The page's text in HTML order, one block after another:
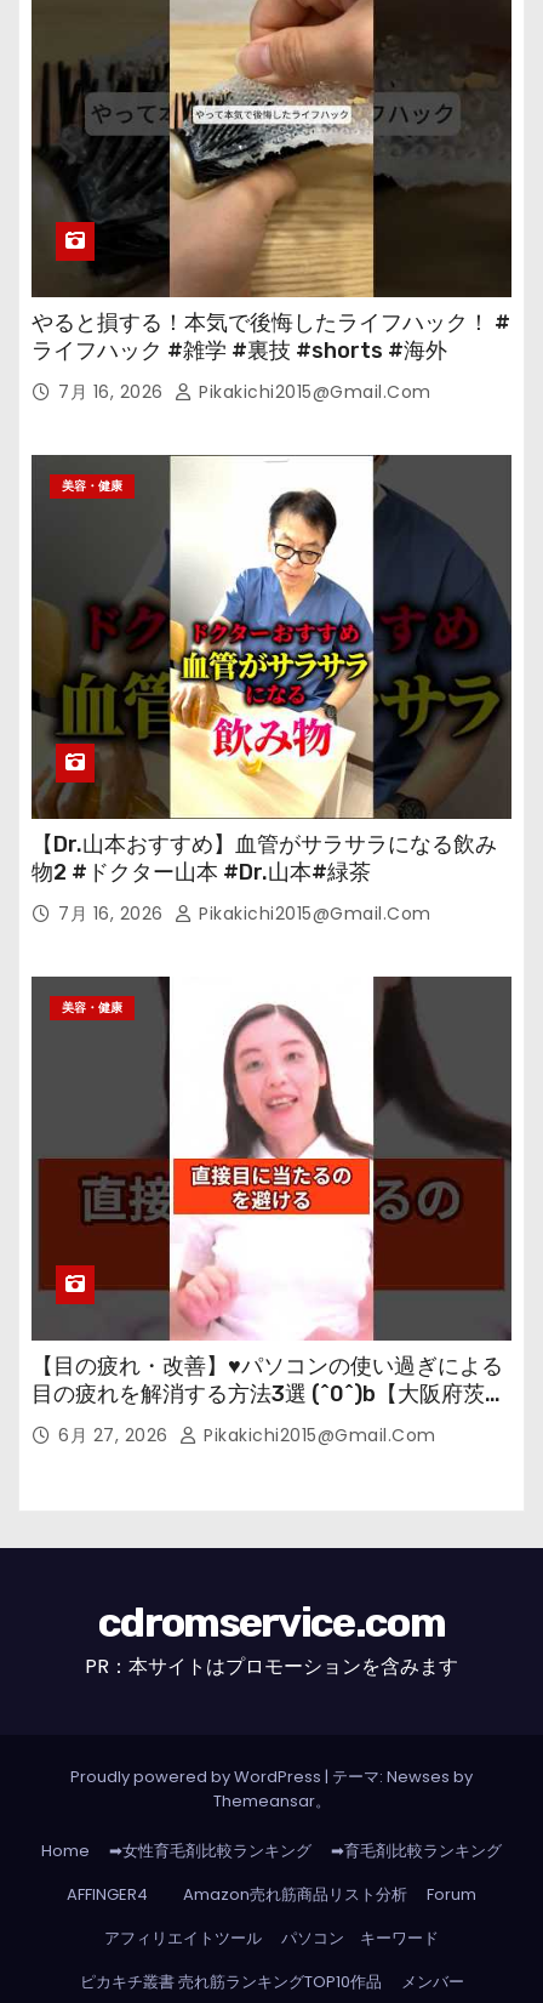
やると損する！本気で後悔したライフハック！ #
ライフハック #雑学 #裏技 #shorts #海外
7月 16, 2026 Pikakichi2015@gmail.com
美容・健康
【Dr.山本おすすめ】血管がサラサラになる飲み
物2 #ドクター山本 #Dr.山本#緑茶
7月 16, 2026 Pikakichi2015@gmail.com
美容・健康
【目の疲れ・改善】♥パソコンの使い過ぎによる
目の疲れを解消する方法3選 (^0^)b【大阪府茨木
市の女性・美容鍼灸・整体師が教えます。】
6月 27, 2026 Pikakichi2015@gmail.com
cdromservice.com
PR：本サイトはプロモーションを含みます
Proudly powered by WordPress | テーマ: Newses by
Themeansar。
Home ➡女性育毛剤比較ランキング
➡育毛剤比較ランキング
AFFINGER4
Amazon売れ筋商品リスト分析
Forum
アフィリエイトツール
パソコン キーワード
ピカキチ叢書 売れ筋ランキングTOP10作品
メンバー